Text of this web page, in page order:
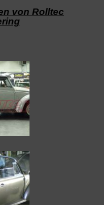
von Rolltec